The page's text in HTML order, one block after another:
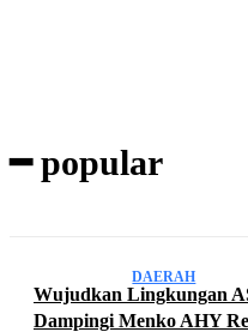
━ popular
DAERAH
Wujudkan Lingkungan
Dampingi Menko AHY